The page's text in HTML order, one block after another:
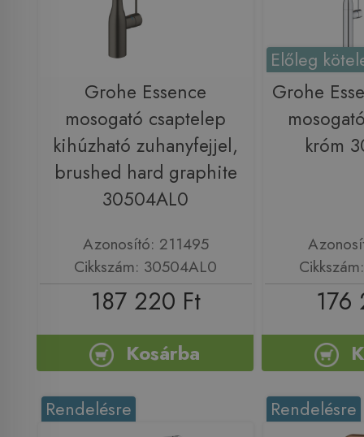
Grohe Essence
mosogató csaptelep
kihúzható zuhanyfejjel,
brushed hard graphite
30504AL0
Azonosító: 211495
Cikkszám: 30504AL0
187 220 Ft
Kosárba
Előleg
Grohe
króm
176
Rendelésre Rendelésre